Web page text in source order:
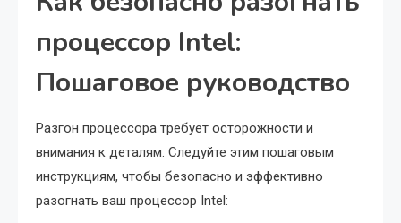
процессор Intel:
Пошаговое руководство
Разгон процессора требует осторожности и
внимания к деталям. Следуйте этим пошаговым
инструкциям, чтобы безопасно и эффективно
разогнать ваш процессор Intel: